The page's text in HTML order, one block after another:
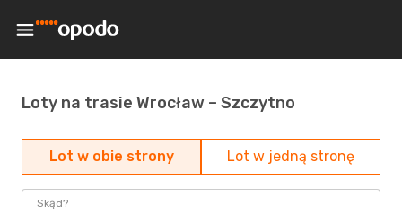
Loty na trasie Wrocław – Szczytno
Lot w obie strony Lot w jedną stronę
Skąd?